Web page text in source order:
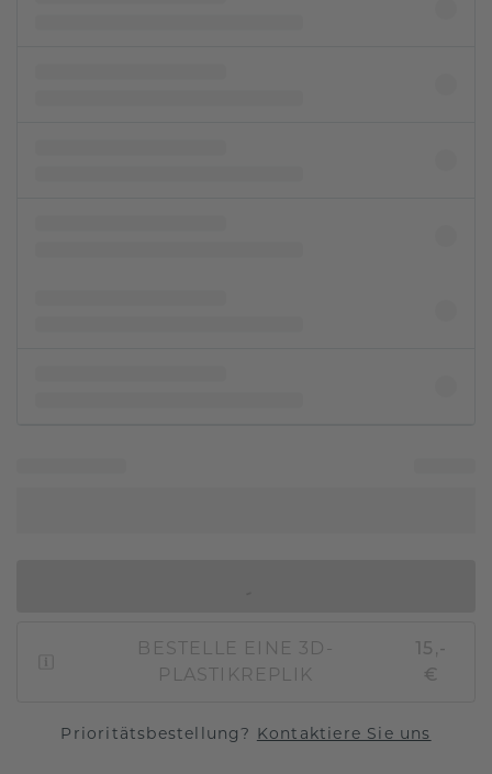
BESTELLE EINE 3D-
PLASTIKREPLIK
15,-
€
Prioritätsbestellung? Kontaktiere Sie uns